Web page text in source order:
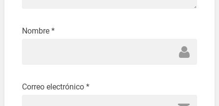
Nombre *
Correo electrónico *